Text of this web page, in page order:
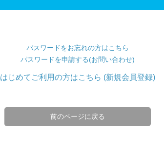
パスワードをお忘れの方はこちら
パスワードを申請する(お問い合わせ)
はじめてご利用の方はこちら (新規会員登録)
前のページに戻る